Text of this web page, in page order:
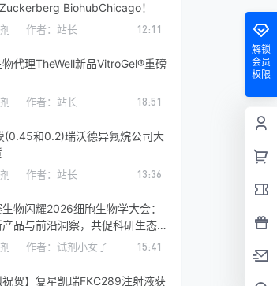
BiohubChicago！
作者： 站长 12:11
代理TheWell新品VitroGel®重磅
作者： 站长 18:51
(0.45和0.2)​瑞沃德异氟烷公司大
作者： 站长 13:36
物闪耀2026细胞生物学大会：
产品与前沿洞察，共促科研生态发
作者： 试剂小女子 15:41
祝贺】复星凯瑞FKC289注射液获
解锁
会员
权限